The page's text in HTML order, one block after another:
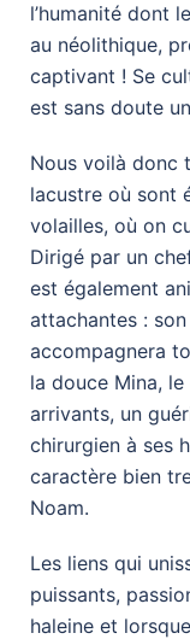
l’humanité dont
au néolithique,
captivant ! Se
est sans doute
Nous voilà donc
lacustre où sont
volailles, où on
Dirigé par un
est également
attachantes :
accompagnera
la douce Mina,
arrivants, un
chirurgien à ses
caractère bien
Noam.
Les liens qui
puissants,
haleine et